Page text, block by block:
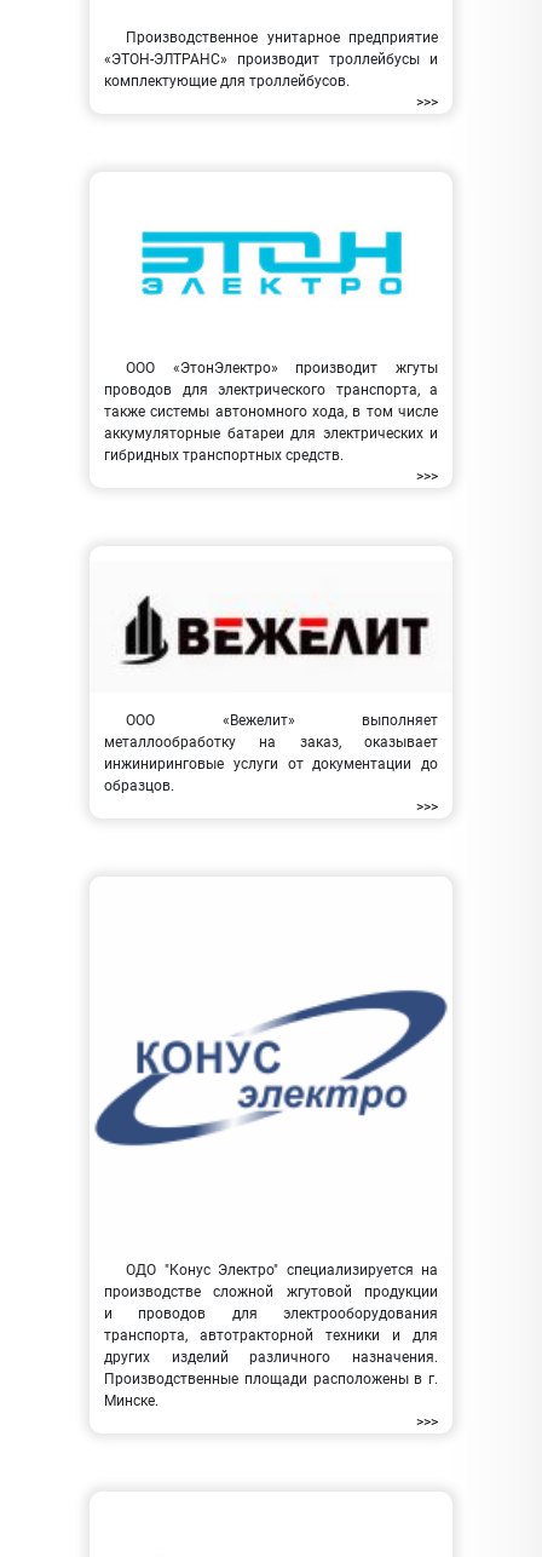
Производственное унитарное предприятие
«ЭТОН-ЭЛТРАНС» производит троллейбусы и
комплектующие для троллейбусов.
>>>
ООО «ЭтонЭлектро» производит жгуты
проводов для электрического транспорта, а
также системы автономного хода, в том числе
аккумуляторные батареи для электрических и
гибридных транспортных средств.
>>>
ООО «Вежелит» выполняет
металлообработку на заказ, оказывает
инжиниринговые услуги от документации до
образцов.
>>>
ОДО "Конус Электро" специализируется на
производстве сложной жгутовой продукции
и проводов для электрооборудования
транспорта, автотракторной техники и для
других изделий различного назначения.
Производственные площади расположены в г.
Минске.
>>>